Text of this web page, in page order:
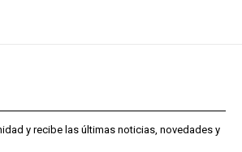
y recibe las últimas noticias, novedades y